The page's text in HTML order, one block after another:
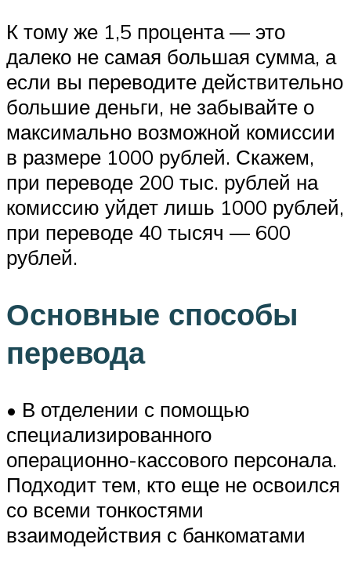
К тому же 1,5 процента — это
далеко не самая большая сумма, а
если вы переводите действительно
большие деньги, не забывайте о
максимально возможной комиссии
в размере 1000 рублей. Скажем,
при переводе 200 тыс. рублей на
комиссию уйдет лишь 1000 рублей,
при переводе 40 тысяч — 600
рублей.
Основные способы
перевода
• В отделении с помощью
специализированного
операционно-кассового персонала.
Подходит тем, кто еще не освоился
со всеми тонкостями
взаимодействия с банкоматами